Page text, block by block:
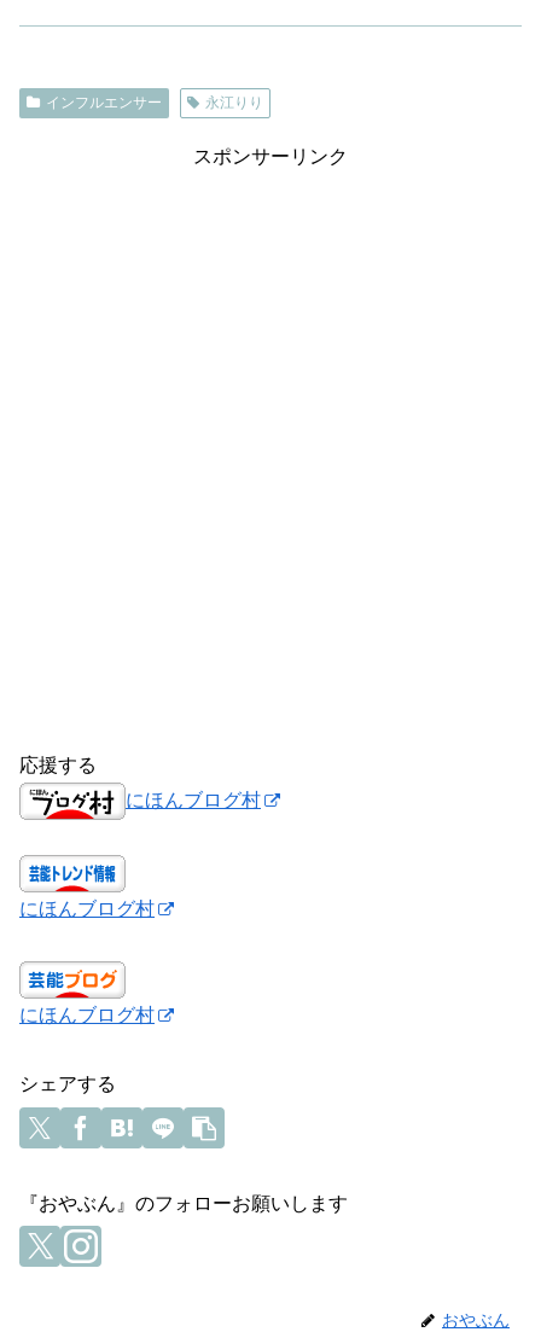
インフルエンサー 永江りり
スポンサーリンク
応援する
にほんブログ村
にほんブログ村
にほんブログ村
シェアする
『おやぶん』のフォローお願いします
おやぶん